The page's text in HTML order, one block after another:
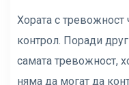
Хората с тревожност
контрол. Поради
самата тревожност,
няма да могат да